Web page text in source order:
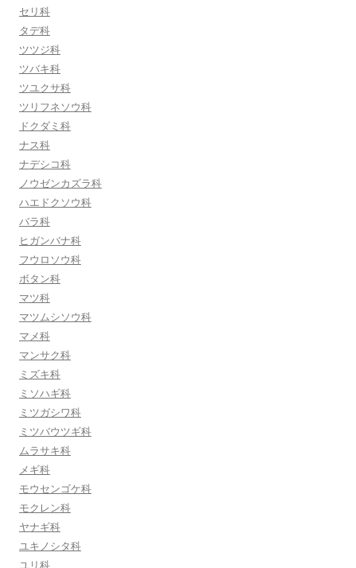
セリ科
タデ科
ツツジ科
ツバキ科
ツユクサ科
ツリフネソウ科
ドクダミ科
ナス科
ナデシコ科
ノウゼンカズラ科
ハエドクソウ科
バラ科
ヒガンバナ科
フウロソウ科
ボタン科
マツ科
マツムシソウ科
マメ科
マンサク科
ミズキ科
ミソハギ科
ミツガシワ科
ミツバウツギ科
ムラサキ科
メギ科
モウセンゴケ科
モクレン科
ヤナギ科
ユキノシタ科
ユリ科